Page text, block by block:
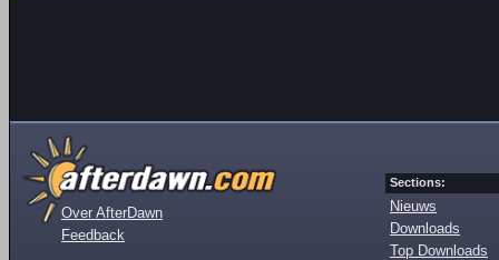
Over AfterDawn
Feedback
Sections:
Nieuws
Downloads
Top Downloads